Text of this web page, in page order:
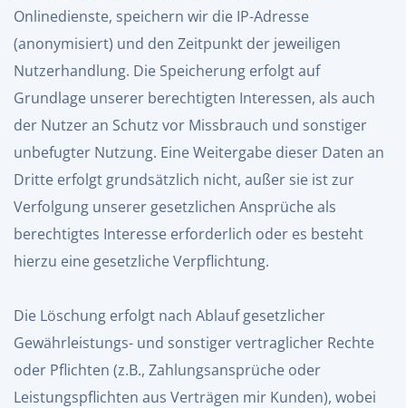
Onlinedienste, speichern wir die IP-Adresse
(anonymisiert) und den Zeitpunkt der jeweiligen
Nutzerhandlung. Die Speicherung erfolgt auf
Grundlage unserer berechtigten Interessen, als auch
der Nutzer an Schutz vor Missbrauch und sonstiger
unbefugter Nutzung. Eine Weitergabe dieser Daten an
Dritte erfolgt grundsätzlich nicht, außer sie ist zur
Verfolgung unserer gesetzlichen Ansprüche als
berechtigtes Interesse erforderlich oder es besteht
hierzu eine gesetzliche Verpflichtung.
Die Löschung erfolgt nach Ablauf gesetzlicher
Gewährleistungs- und sonstiger vertraglicher Rechte
oder Pflichten (z.B., Zahlungsansprüche oder
Leistungspflichten aus Verträgen mir Kunden), wobei